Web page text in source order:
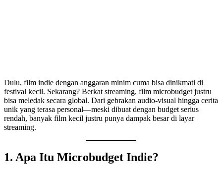
Dulu, film indie dengan anggaran minim cuma bisa dinikmati di
festival kecil. Sekarang? Berkat streaming, film microbudget justru
bisa meledak secara global. Dari gebrakan audio-visual hingga cerita
unik yang terasa personal—meski dibuat dengan budget serius
rendah, banyak film kecil justru punya dampak besar di layar
streaming.
1. Apa Itu Microbudget Indie?